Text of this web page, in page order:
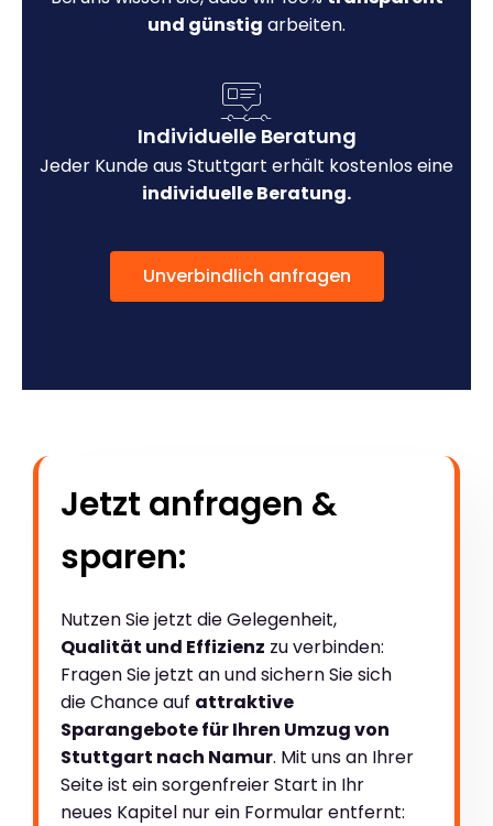
und günstig arbeiten.
Individuelle Beratung
Jeder Kunde aus Stuttgart erhält kostenlos eine
individuelle Beratung.
Unverbindlich anfragen
Jetzt anfragen &
sparen:
Nutzen Sie jetzt die Gelegenheit,
Qualität und Effizienz zu verbinden:
Fragen Sie jetzt an und sichern Sie sich
die Chance auf attraktive
Sparangebote für Ihren Umzug von
Stuttgart nach Namur. Mit uns an Ihrer
Seite ist ein sorgenfreier Start in Ihr
neues Kapitel nur ein Formular entfernt: